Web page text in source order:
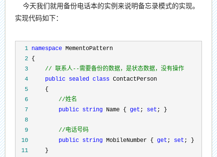
今天我们就用备份电话本的实例来说明备忘录模式的实现。
实现代码如下：
  1
namespace
  2
  3
// 联系人--需要备份的数据，是状态数据，没有操作
  4
public sealed class
  5
  6
//姓名
  7
public string Name { get ; set
  8
  9
//电话号码
10
public string MobileNumber { get ; set
11